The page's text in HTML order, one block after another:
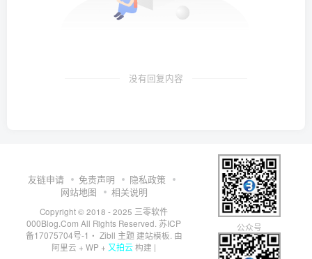
没有回复内容
友链申请 免责声明
隐私政策
网站地图
相关说明
Copyright © 2018 - 2025 三零软件
000Blog.Com All Rights Reserved. 苏ICP
备17075704号-1 ・ Zibll 主题建站模板. 由
阿里云 + WP + 又拍云构建 |
公众号